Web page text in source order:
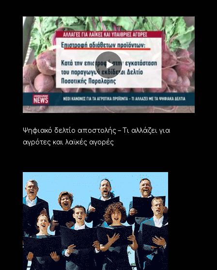
Ψηφιακό δελτίο αποστολής – Τι αλλάζει για
αγρότες και λαϊκές αγορές